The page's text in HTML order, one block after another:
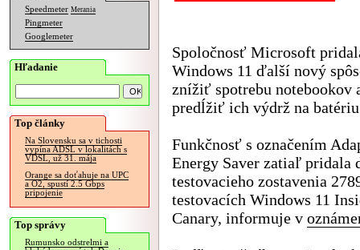
Speedmeter Merania
Pingmeter
Googlemeter
Hľadanie
Top články
Na Slovensku sa v tichosti
vypína ADSL v lokalitách s
VDSL, už 31. mája
Orange sa doťahuje na UPC
a O2, spustí 2.5 Gbps
pripojenie
Top správy
Rumunsko odstrelmi a
Spoločnosť Microsoft
Windows 11 ďalší nový
znížiť spotrebu notebookov
predĺžiť ich výdrž na
Funkčnosť s označením
Energy Saver zatiaľ pridala
testovacieho zostavenia
testovacích Windows 11
Canary, informuje v